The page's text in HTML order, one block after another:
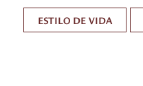
ESTILO DE VIDA